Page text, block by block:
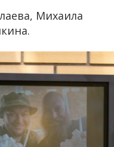
Михаила